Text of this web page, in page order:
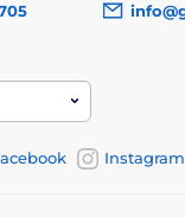
Instagram